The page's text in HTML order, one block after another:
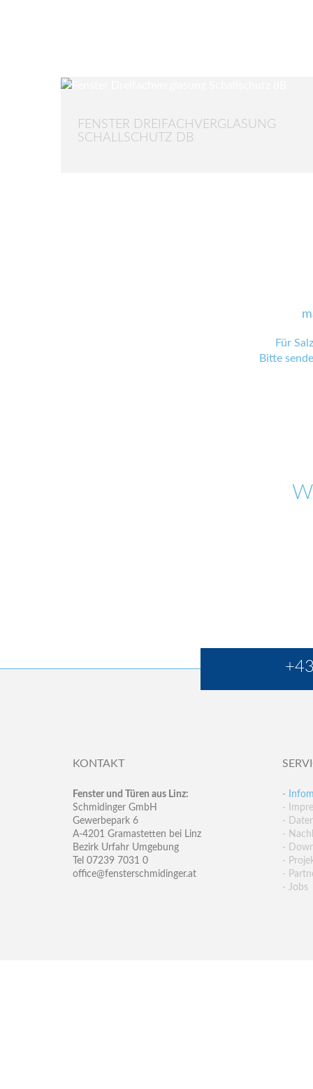
FENSTER DREIFACHVERGLASUNG
SCHALLSCHUTZ DB
Für
Bitte
KONTAKT
Fenster und Türen aus Linz:
Schmidinger GmbH
Gewerbepark 6
A-4201 Gramastetten bei Linz
Bezirk Urfahr Umgebung
Tel 07239 7031 0
office@fensterschmidinger.at
-
-
-
-
-
-
-
- Jobs